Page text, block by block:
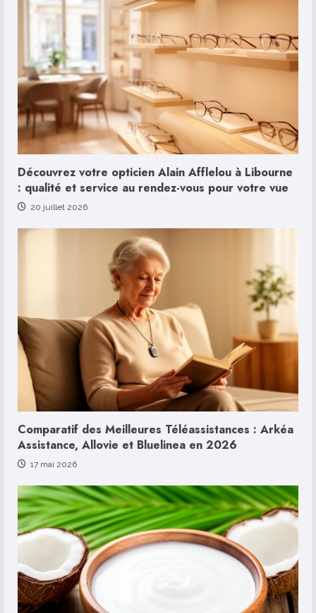
Découvrez votre opticien Alain Afflelou à Libourne
: qualité et service au rendez-vous pour votre vue
20 juillet 2026
Comparatif des Meilleures Téléassistances : Arkéa
Assistance, Allovie et Bluelinea en 2026
17 mai 2026